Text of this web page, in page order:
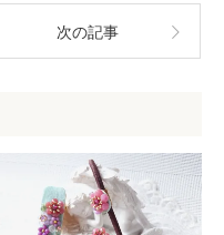
次の記事